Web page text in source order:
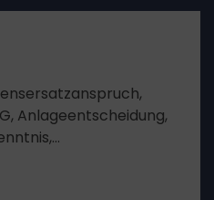
Anlageentscheidung,